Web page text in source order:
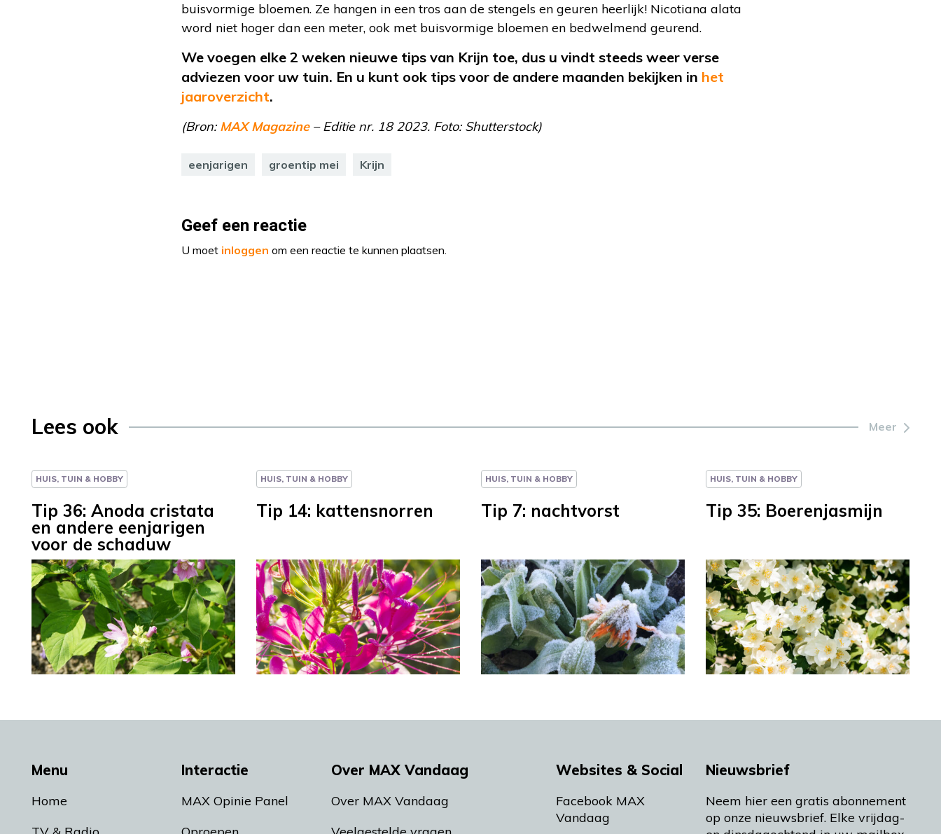
buisvormige bloemen. Ze hangen in een tros aan de stengels en geuren heerlijk! Nicotiana alata
word niet hoger dan een meter, ook met buisvormige bloemen en bedwelmend geurend.
We voegen elke 2 weken nieuwe tips van Krijn toe, dus u vindt steeds weer verse
adviezen voor uw tuin. En u kunt ook tips voor de andere maanden bekijken in het
jaaroverzicht.
(Bron:MAX Magazine– Editie nr. 18 2023. Foto: Shutterstock)
eenjarigen groentip mei Krijn
Geef een reactie
U moet inloggen om een reactie te kunnen plaatsen.
Lees ook Meer
HUIS, TUIN & HOBBY
Tip 36: Anoda cristata
en andere eenjarigen
voor de schaduw
HUIS, TUIN & HOBBY
Tip 14: kattensnorren
HUIS, TUIN & HOBBY
Tip 7: nachtvorst
HUIS, TUIN & HOBBY
Tip 35: Boerenjasmijn
Menu
Home
Interactie
MAX Opinie Panel
Over MAX Vandaag
Over MAX Vandaag
Websites & Social
Facebook MAX
Vandaag
Nieuwsbrief
Neem hier een gratis abonnement
op onze nieuwsbrief. Elke vrijdag-